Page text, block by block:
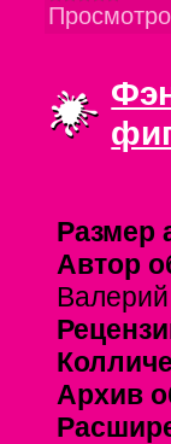
Размер
Автор
Валерий
Архив